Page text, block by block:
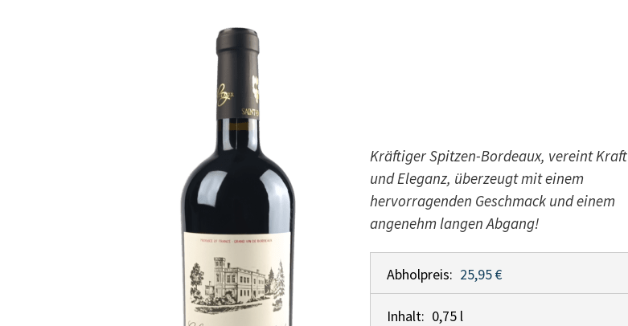
Kräftiger Spitzen-Bordeaux, vereint Kraft
und Eleganz, überzeugt mit einem
hervorragenden Geschmack und einem
angenehm langen Abgang!
Abholpreis: 25,95 €
Inhalt: 0,75 l